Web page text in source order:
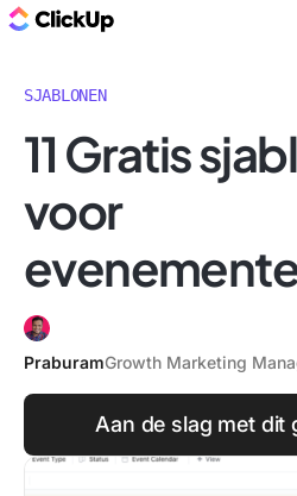
SJABLONEN
11 Gratis
voor
PraburamGrowth Marketing
Aan de slag met dit